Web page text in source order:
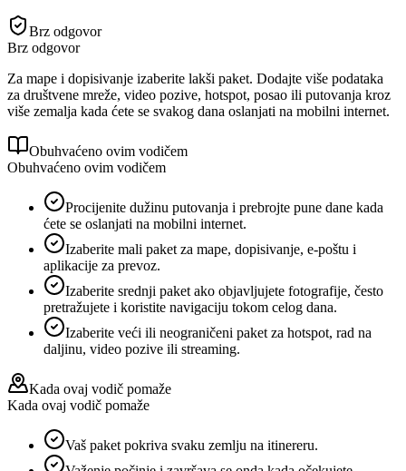
Brz odgovor
Brz odgovor
Za mape i dopisivanje izaberite lakši paket. Dodajte više podataka
za društvene mreže, video pozive, hotspot, posao ili putovanja kroz
više zemalja kada ćete se svakog dana oslanjati na mobilni internet.
Obuhvaćeno ovim vodičem
Obuhvaćeno ovim vodičem
Procijenite dužinu putovanja i prebrojte pune dane kada
ćete se oslanjati na mobilni internet.
Izaberite mali paket za mape, dopisivanje, e‑poštu i
aplikacije za prevoz.
Izaberite srednji paket ako objavljujete fotografije, često
pretražujete i koristite navigaciju tokom celog dana.
Izaberite veći ili neograničeni paket za hotspot, rad na
daljinu, video pozive ili streaming.
Kada ovaj vodič pomaže
Kada ovaj vodič pomaže
Vaš paket pokriva svaku zemlju na itinereru.